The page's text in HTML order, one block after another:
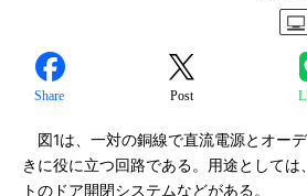
Share Post
図1は、一対の銅線で直流電源とオー
きに役に立つ回路である。用途としては
トのドア開閉システムなどがある。